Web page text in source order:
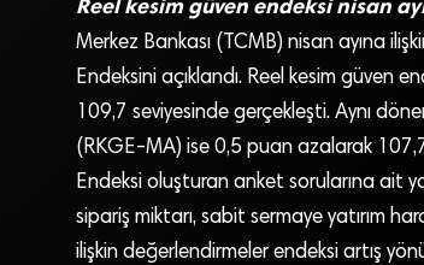
Reel kesim güven endeksi nisan
Merkez Bankası (TCMB) nisan ayına
Endeksini açıklandı. Reel kesim güven
109,7 seviyesinde gerçekleşti. Aynı
(RKGE-MA) ise 0,5 puan azalarak
Endeksi oluşturan anket sorularına ait
sipariş miktarı, sabit sermaye yatırım
ilişkin değerlendirmeler endeksi artış